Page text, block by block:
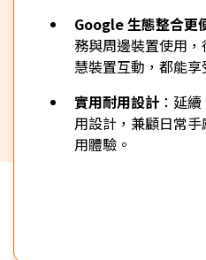
Google 生態整合更
務與周邊裝置使用
慧裝置互動，都能
實用耐用設計 ：延
用設計，兼顧日常
用體驗。